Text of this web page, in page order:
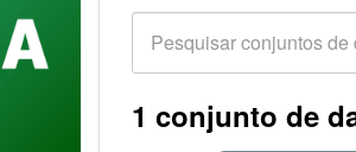
1 conjunto de